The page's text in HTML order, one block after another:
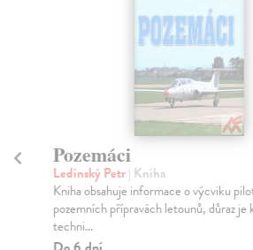
Pozemáci
Ledinský Petr| Kniha
Kniha obsahuje informace o výcviku
pozemních přípravách letounů, důraz je
techni...